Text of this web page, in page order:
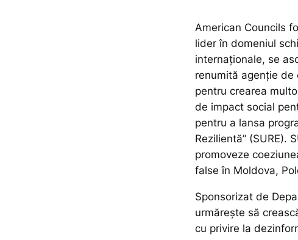
American Councils
lider în domeniul
internaționale, se
renumită agenție de
pentru crearea
de impact social
pentru a lansa
Rezilientă” (SURE).
promoveze
false în Moldova,
Sponsorizat de
urmărește să
cu privire la